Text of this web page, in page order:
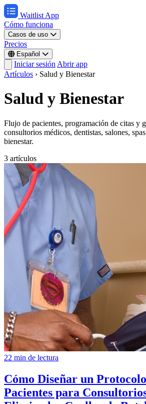
Waitlist App
Cómo funciona
Casos de uso
Precios
Español
Iniciar sesión Abrir app
Artículos › Salud y Bienestar
Salud y Bienestar
Flujo de pacientes, programación de citas y
consultorios médicos, dentistas, salones,
bienestar.
3 artículos
22 min de lectura
Cómo Diseñar un
Pacientes para